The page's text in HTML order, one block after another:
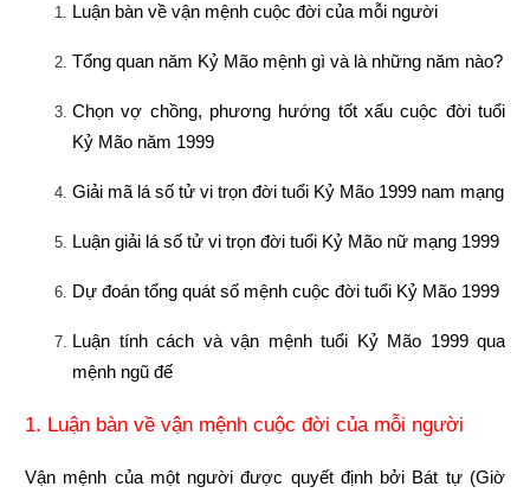
Luận bàn về vận mệnh cuộc đời của mỗi người
Tổng quan năm Kỷ Mão mệnh gì và là những năm nào?
Chọn vợ chồng, phương hướng tốt xấu cuộc đời tuổi
Kỷ Mão năm 1999
Giải mã lá số tử vi trọn đời tuổi Kỷ Mão 1999 nam mạng
Luận giải lá số tử vi trọn đời tuổi Kỷ Mão nữ mạng 1999
Dự đoán tổng quát số mệnh cuộc đời tuổi Kỷ Mão 1999
Luận tính cách và vận mệnh tuổi Kỷ Mão 1999 qua
mệnh ngũ đế
1. Luận bàn về vận mệnh cuộc đời của mỗi người
Vận mệnh của một người được quyết định bởi Bát tự (Giờ